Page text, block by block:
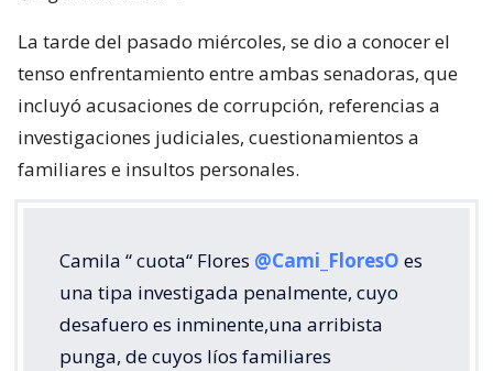
La tarde del pasado miércoles, se dio a conocer el
tenso enfrentamiento entre ambas senadoras, que
incluyó acusaciones de corrupción, referencias a
investigaciones judiciales, cuestionamientos a
familiares e insultos personales.
Camila “ cuota“ Flores @Cami_FloresO es
una tipa investigada penalmente, cuyo
desafuero es inminente,una arribista
punga, de cuyos líos familiares